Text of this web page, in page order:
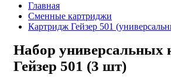
Главная
Сменные картриджи
Картридж Гейзер 501
Набор универсальных
Гейзер 501 (3 шт)